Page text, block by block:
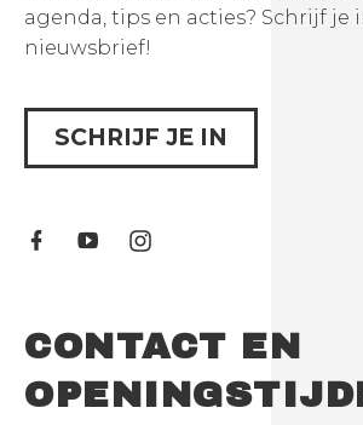
CONTACT EN
agenda, tips en acties? Schrijf je
nieuwsbrief!
SCHRIJF JE IN